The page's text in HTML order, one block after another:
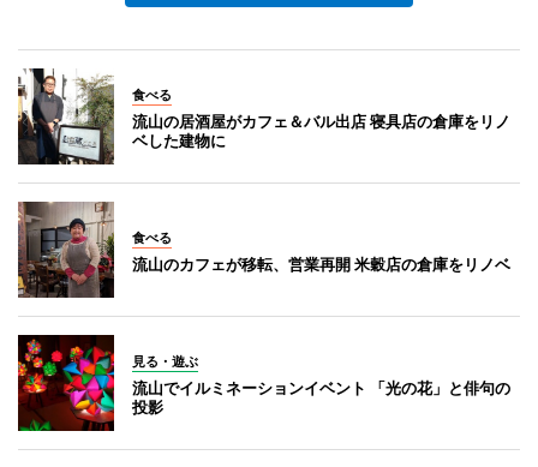
食べる
流山の居酒屋がカフェ＆バル出店 寝具店の倉庫をリノ
ベした建物に
食べる
流山のカフェが移転、営業再開 米穀店の倉庫をリノベ
見る・遊ぶ
流山でイルミネーションイベント 「光の花」と俳句の
投影